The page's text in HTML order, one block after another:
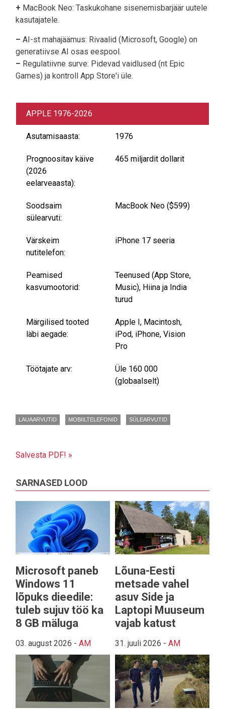
+ MacBook Neo: Taskukohane sisenemisbarjäär uutele
kasutajatele.
– AI-st mahajäämus: Rivaalid (Microsoft, Google) on
generatiivse AI osas eespool.
– Regulatiivne surve: Pidevad vaidlused (nt Epic
Games) ja kontroll App Store'i üle.
APPLE 1976-2026
Asutamisaasta: 1976
Prognoositav käive
(2026
eelarveaasta):
465 miljardit dollarit
Soodsaim
sülearvuti:
MacBook Neo ($599)
Värskeim
nutitelefon:
iPhone 17 seeria
Peamised
kasvumootorid:
Teenused (App Store,
Music), Hiina ja India
turud
Märgilised tooted
läbi aegade:
Apple I, Macintosh,
iPod, iPhone, Vision
Pro
Töötajate arv:
Üle 160 000
(globaalselt)
LAUAARVUTID MOBIILTELEFONID SÜLEARVUTID
Salvesta PDF! »
SARNASED LOOD
Microsoft paneb
Windows 11
lõpuks dieedile:
tuleb sujuv töö ka
8 GB mäluga
03. august 2026 - AM
Lõuna-Eesti
metsade vahel
asuv Side ja
Laptopi Muuseum
vajab katust
31. juuli 2026 - AM